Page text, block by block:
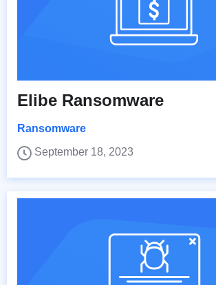
Elibe Ransomware
Ransomware
September 18, 2023